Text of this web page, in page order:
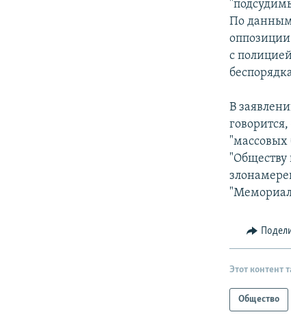
По данным
с
В
"массовых
"Обществу
Этот контент
Общество